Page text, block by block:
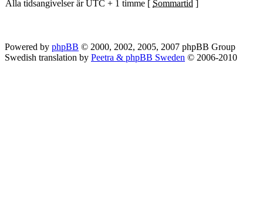
Alla tidsangivelser är UTC + 1 timme [ Sommartid ]
Powered by phpBB © 2000, 2002, 2005, 2007 phpBB Group
Swedish translation by Peetra & phpBB Sweden © 2006-2010